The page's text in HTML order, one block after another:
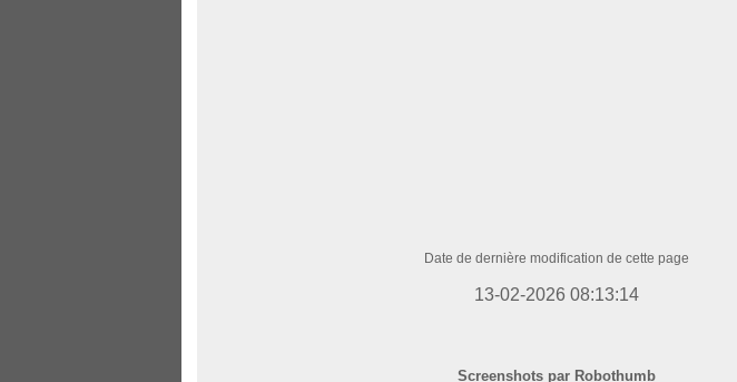
Date de dernière modification de cette page
13-02-2026 08:13:14
Screenshots par Robothumb